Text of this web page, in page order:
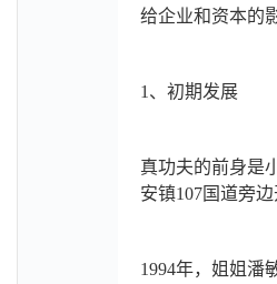
给企业和资本的
1、 初期发展
真功夫的前身是
安镇107国道旁边
1994年，姐姐潘